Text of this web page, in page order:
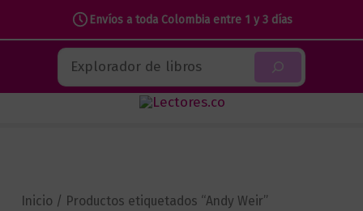
Envíos a toda Colombia entre 1 y 3 días
contenido
Buscar
Inicio / Productos etiquetados “Andy Weir”